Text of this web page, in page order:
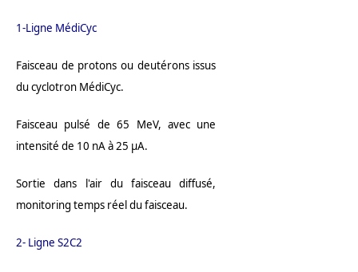
1-Ligne MédiCyc
Faisceau de protons ou deutérons issus
du cyclotron MédiCyc.
Faisceau pulsé de 65 MeV, avec une
intensité de 10 nA à 25 μA.
Sortie dans l'air du faisceau diffusé,
monitoring temps réel du faisceau.
2- Ligne S2C2